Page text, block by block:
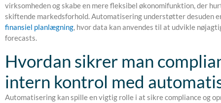
virksomheden og skabe en mere fleksibel økonomifunktion, der
skiftende markedsforhold. Automatisering understøtter desuden
finansiel planlægning, hvor data kan anvendes til at udvikle
forecasts.
Hvordan sikrer man
intern kontrol med
Automatisering kan spille en vigtig rolle i at sikre compliance og